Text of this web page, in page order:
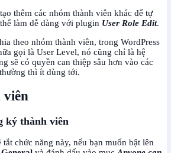
thêm các nhóm thành viên khác để tự
làm dễ dàng với plugin User Role Edit.
theo nhóm thành viên, trong WordPress
gọi là User Level, nó cũng chỉ là hệ
sẽ có quyền can thiệp sâu hơn vào các
thì ít dùng tới.
viên
ký thành viên
tắt chức năng này, nếu bạn muốn bật lên